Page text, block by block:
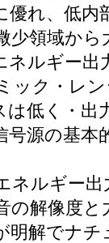
優れ、低内
少領域から
ネルギー出
ック・レ
は低く・出
号源の基本
ネルギー出
の解像度と
明解でナチ